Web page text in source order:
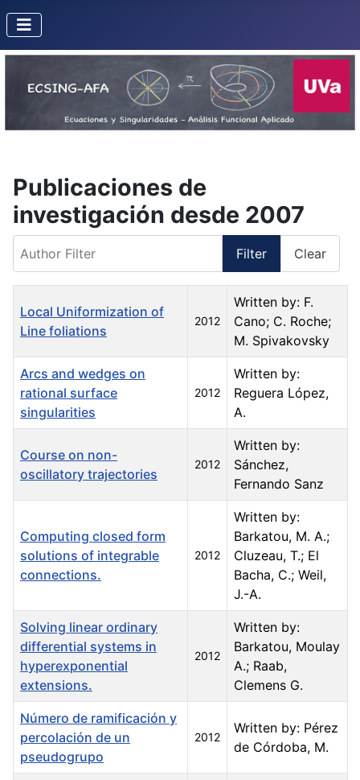
Publicaciones de
investigación desde 2007
Filter Clear
Local Uniformization of
Line foliations
2012
Written by: F.
Cano; C. Roche;
M. Spivakovsky
Arcs and wedges on
rational surface
singularities
2012
Written by:
Reguera López,
A.
Course on non-
oscillatory trajectories
2012
Written by:
Sánchez,
Fernando Sanz
Computing closed form
solutions of integrable
connections.
2012
Written by:
Barkatou, M. A.;
Cluzeau, T.; El
Bacha, C.; Weil,
J.-A.
Solving linear ordinary
differential systems in
hyperexponential
extensions.
2012
Written by:
Barkatou, Moulay
A.; Raab,
Clemens G.
Número de ramificación y
percolación de un
pseudogrupo
2012
Written by: Pérez
de Córdoba, M.